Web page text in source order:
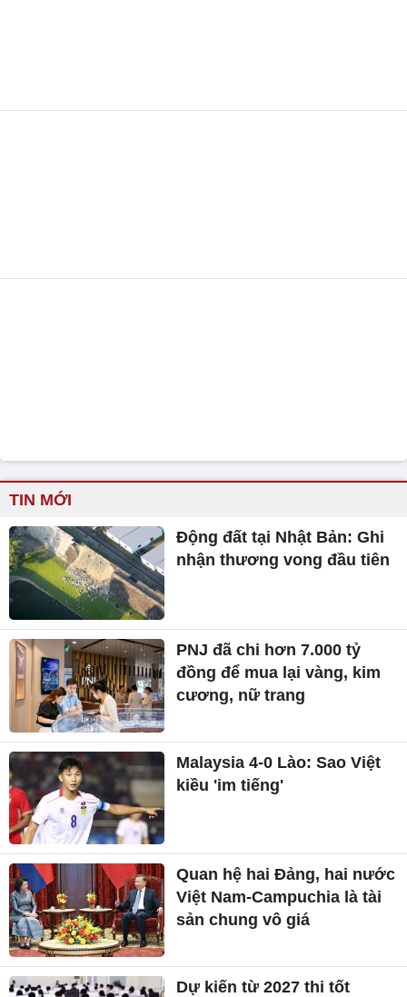
TIN MỚI
Động đất tại Nhật Bản: Ghi
nhận thương vong đầu tiên
PNJ đã chi hơn 7.000 tỷ
đồng để mua lại vàng, kim
cương, nữ trang
Malaysia 4-0 Lào: Sao Việt
kiều 'im tiếng'
Quan hệ hai Đảng, hai nước
Việt Nam-Campuchia là tài
sản chung vô giá ​
Dự kiến từ 2027 thi tốt